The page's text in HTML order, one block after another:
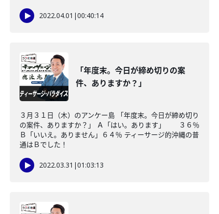
2022.04.01 |00:40:14
「年度末。今日が締め切りの案
件、ありますか？」
３月３１日（木）のアンケー島 「年度末。今日が締め切り
の案件、ありますか？」 Ａ「はい。あります」 ３６％
Ｂ「いいえ。ありません」６４％ ティーサージ的沖縄の普
通はＢでした！
2022.03.31 |01:03:13